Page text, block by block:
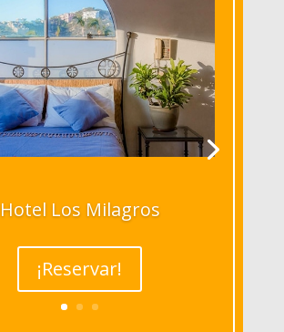
Hotel Los Milagros
¡Reservar!